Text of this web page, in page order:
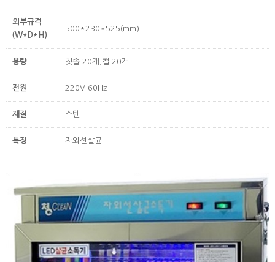
외부규격
(W*D*H)
500*230*525(mm)
용량 칫솔 20개,컵 20개
전원 220V 60Hz
재질 스텐
특징 자외선살균